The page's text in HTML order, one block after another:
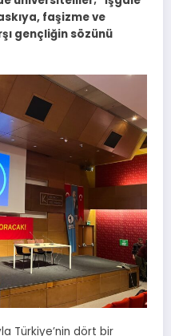
faşizme ve
gençliğin sözünü
Türkiye’nin dört bir